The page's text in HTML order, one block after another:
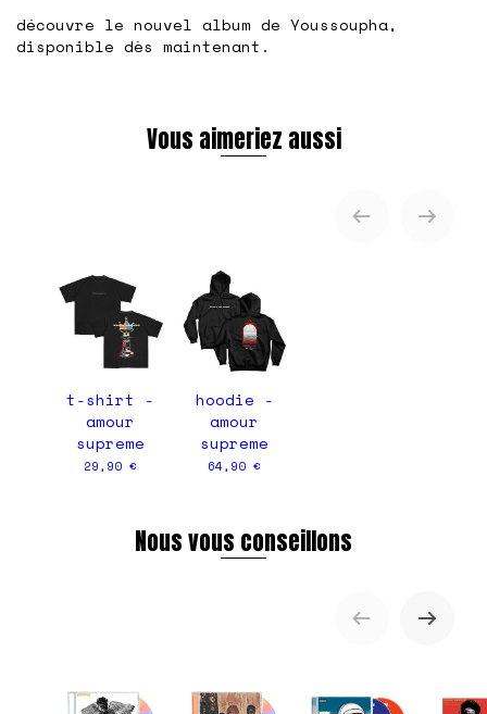
découvre le nouvel album de Youssoupha,
disponible dès maintenant.
Vous aimeriez aussi
t-shirt -
amour
supreme
29,90 €
hoodie -
amour
supreme
64,90 €
Nous vous conseillons